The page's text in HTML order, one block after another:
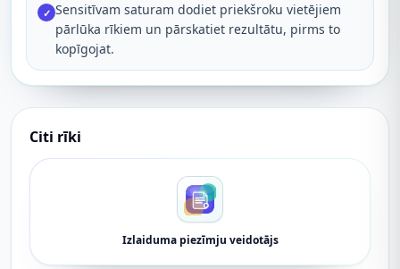
✓ Sensitīvam saturam dodiet priekšroku vietējiem
pārlūka rīkiem un pārskatiet rezultātu, pirms to
kopīgojat.
Citi rīki
Izlaiduma piezīmju veidotājs